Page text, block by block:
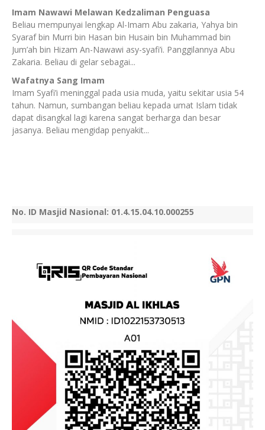
Imam Nawawi Melawan Kedzaliman Penguasa
Beliau mempunyai lengkap Al-Imam Abu zakaria, Yahya bin
Syaraf bin Murri bin Hasan bin Husain bin Muhammad bin
Jum’ah bin Hizam An-Nawawi asy-syafi’i. Panggilannya Abu
Zakaria. Beliau di gelar sebagai...
Wafatnya Sang Imam
Imam Syafi’i meninggal pada usia muda, yaitu sekitar usia 54
tahun. Namun, sumbangan beliau kepada umat Islam tidak
dapat disangkal lagi karena sangat berharga dan besar
jasanya. Beliau mengidap penyakit...
No. ID Masjid Nasional: 01.4.15.04.10.000255